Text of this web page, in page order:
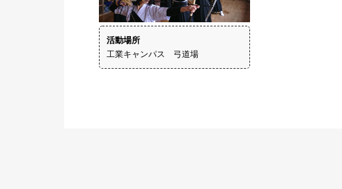
活動場所
工業キャンパス　弓道場